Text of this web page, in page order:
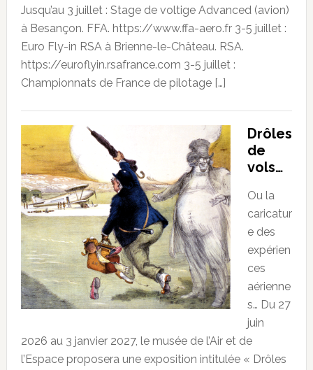
Jusqu’au 3 juillet : Stage de voltige Advanced (avion)
à Besançon. FFA. https://www.ffa-aero.fr 3-5 juillet :
Euro Fly-in RSA à Brienne-le-Château. RSA.
https://euroflyin.rsafrance.com 3-5 juillet :
Championnats de France de pilotage […]
Drôles
de
vols…
Ou la
caricatur
e des
expérien
ces
aérienne
s… Du 27
juin
2026 au 3 janvier 2027, le musée de l’Air et de
l’Espace proposera une exposition intitulée « Drôles